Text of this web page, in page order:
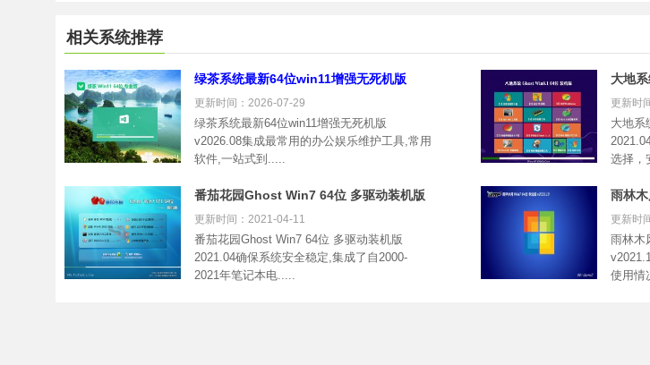
相关系统推荐
绿茶系统最新64位win11增强无死机版
v2026.08
更新时间：2026-07-29
绿茶系统最新64位win11增强无死机版
v2026.08集成最常用的办公娱乐维护工具,常用
软件,一站式到.....
大地
更新时
大地系
选择，
番茄花园Ghost Win7 64位 多驱动装机版
2021.04
更新时间：2021-04-11
番茄花园Ghost Win7 64位 多驱动装机版
2021.04确保系统安全稳定,集成了自2000-
2021年笔记本电.....
雨林
更新时
雨林木
使用情